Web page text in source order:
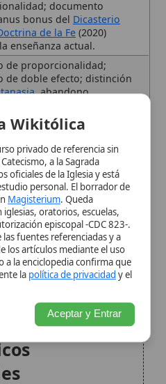
natural.
y
Magisterio
conceptos
en la
privado de referencia sin
a la Sagrada
de la Iglesia y está
personal. El borrador de
. Queda
oratorios, escuelas,
episcopal -CDC 823-.
enciclopedia confirma que
Aceptar y Entrar